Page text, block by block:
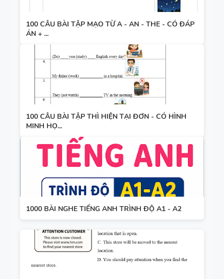
100 CÂU BÀI TẬP MẠO TỪ A - AN - THE - CÓ ĐÁP
ÁN + ...
100 CÂU BÀI TẬP THÌ HIỆN TẠI ĐƠN - CÓ HÌNH
MINH HỌ...
1000 BÀI NGHE TIẾNG ANH TRÌNH ĐỘ A1 - A2